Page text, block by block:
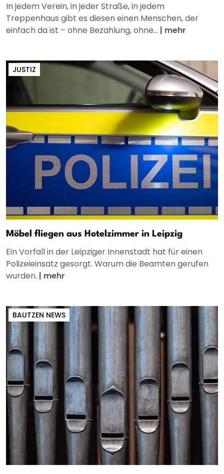
In jedem Verein, in jeder Straße, in jedem
Treppenhaus gibt es diesen einen Menschen, der
einfach da ist – ohne Bezahlung, ohne... | mehr
JUSTIZ
Möbel fliegen aus Hotelzimmer in Leipzig
Ein Vorfall in der Leipziger Innenstadt hat für einen
Polizeieinsatz gesorgt. Warum die Beamten gerufen
wurden. | mehr
BAUTZEN NEWS